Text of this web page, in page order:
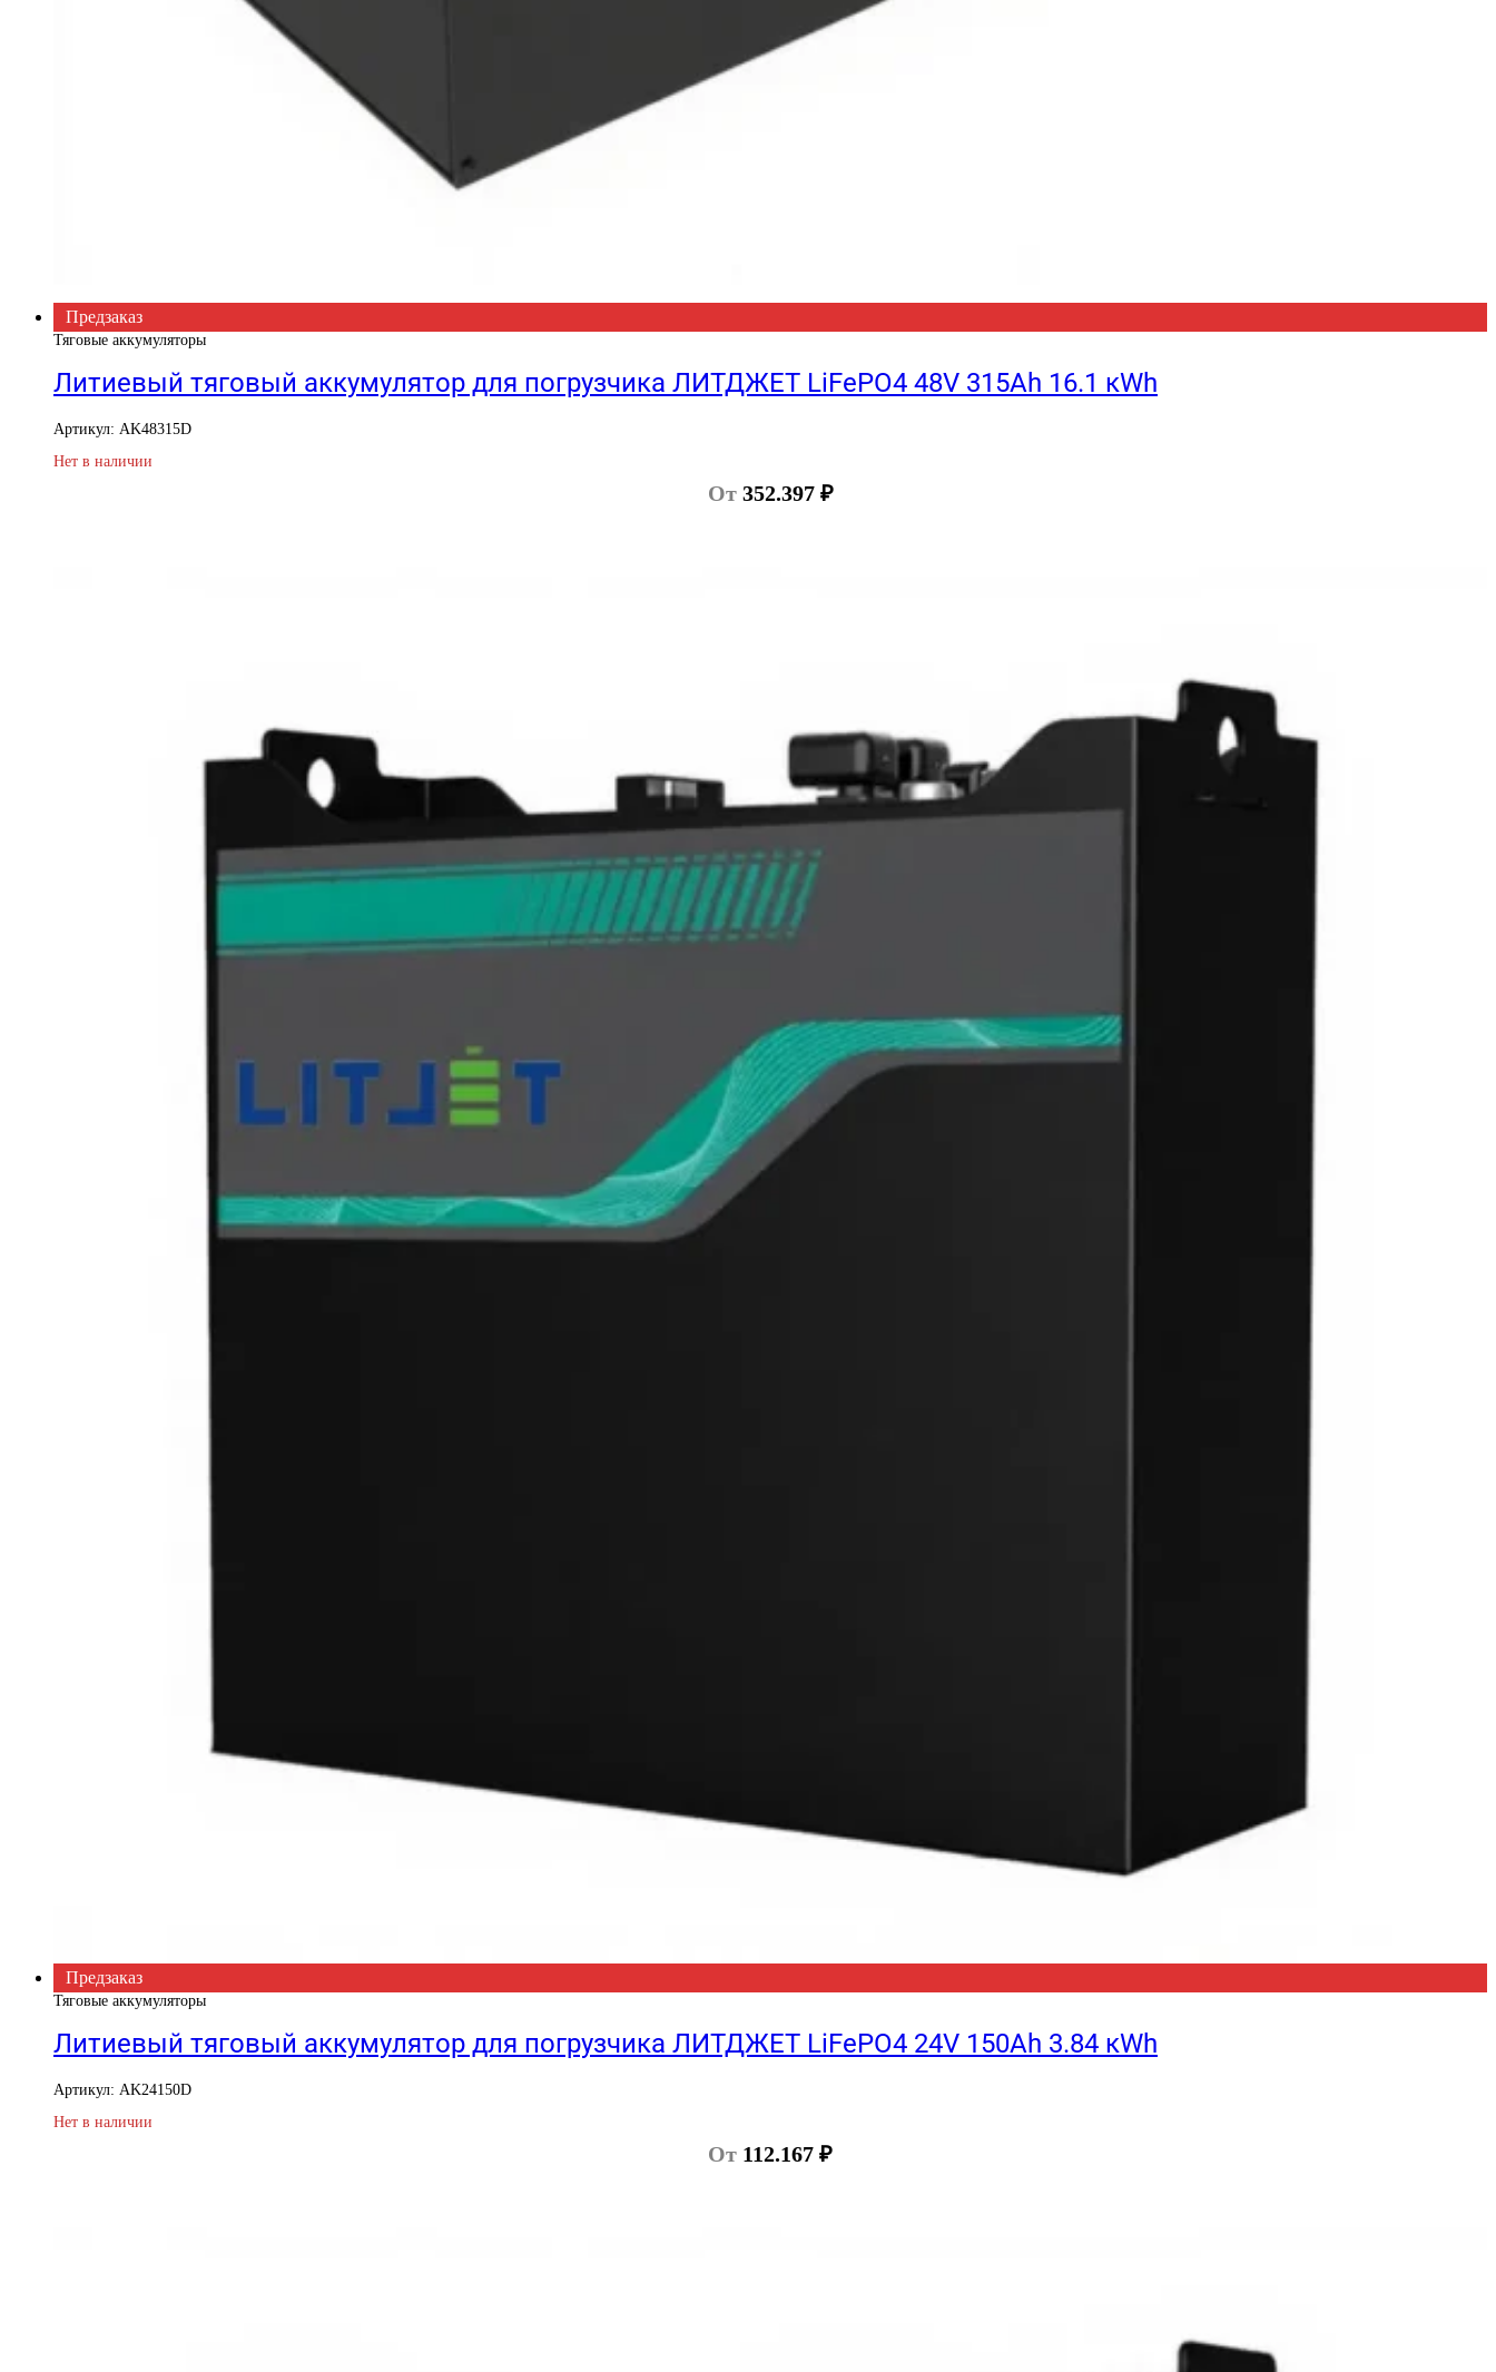
Предзаказ
Тяговые аккумуляторы
Литиевый тяговый аккумулятор для погрузчика ЛИТДЖЕТ LiFePO4 48V 315Ah 16.1 кWh
Артикул: AK48315D
Нет в наличии
От 352.397 ₽
Предзаказ
Тяговые аккумуляторы
Литиевый тяговый аккумулятор для погрузчика ЛИТДЖЕТ LiFePO4 24V 150Ah 3.84 кWh
Артикул: AK24150D
Нет в наличии
От 112.167 ₽